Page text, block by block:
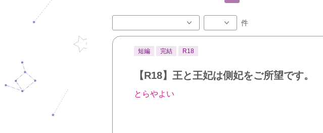
件
短編 完結 R18
【R18】王と王妃は側妃をご所望です。
とらやよい